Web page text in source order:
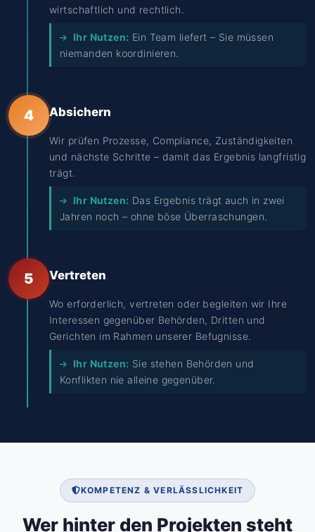
wirtschaftlich und rechtlich.
Ihr Nutzen: Ein Team liefert – Sie müssen
niemanden koordinieren.
4 Absichern
Wir prüfen Prozesse, Compliance, Zuständigkeiten
und nächste Schritte – damit das Ergebnis langfristig
trägt.
Ihr Nutzen: Das Ergebnis trägt auch in zwei
Jahren noch – ohne böse Überraschungen.
5 Vertreten
Wo erforderlich, vertreten oder begleiten wir Ihre
Interessen gegenüber Behörden, Dritten und
Gerichten im Rahmen unserer Befugnisse.
Ihr Nutzen: Sie stehen Behörden und
Konflikten nie alleine gegenüber.
KOMPETENZ & VERLÄSSLICHKEIT
Wer hinter den Projekten steht